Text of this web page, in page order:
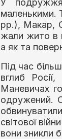
У
маленькими.
рр.), Макар,
жали жито в
а як та
Під час
вглиб
Маневичах
одружений.
світової
вони зникли